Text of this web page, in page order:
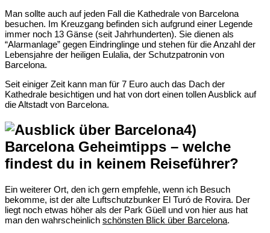
Man sollte auch auf jeden Fall die Kathedrale von Barcelona
besuchen. Im Kreuzgang befinden sich aufgrund einer Legende
immer noch 13 Gänse (seit Jahrhunderten). Sie dienen als
“Alarmanlage” gegen Eindringlinge und stehen für die Anzahl der
Lebensjahre der heiligen Eulalia, der Schutzpatronin von
Barcelona.
Seit einiger Zeit kann man für 7 Euro auch das Dach der
Kathedrale besichtigen und hat von dort einen tollen Ausblick auf
die Altstadt von Barcelona.
4)
Barcelona Geheimtipps – welche
findest du in keinem Reiseführer?
Ein weiterer Ort, den ich gern empfehle, wenn ich Besuch
bekomme, ist der alte Luftschutzbunker El Turó de Rovira. Der
liegt noch etwas höher als der Park Güell und von hier aus hat
man den wahrscheinlich schönsten Blick über Barcelona.